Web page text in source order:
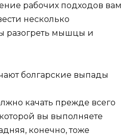
рабочих подходов вам
несколько
разогреть мышцы и
качать прежде всего
вы выполняете
конечно, тоже